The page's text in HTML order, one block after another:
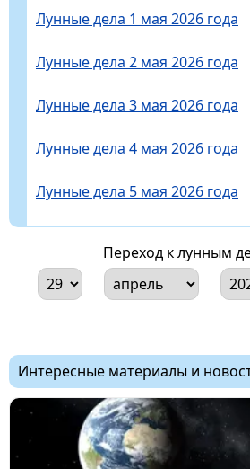
Лунные дела 1 мая 2026 года
Лунные дела 2 мая 2026 года
Лунные дела 3 мая 2026 года
Лунные дела 4 мая 2026 года
Лунные дела 5 мая 2026 года
Переход к лунным
Интересные материалы и